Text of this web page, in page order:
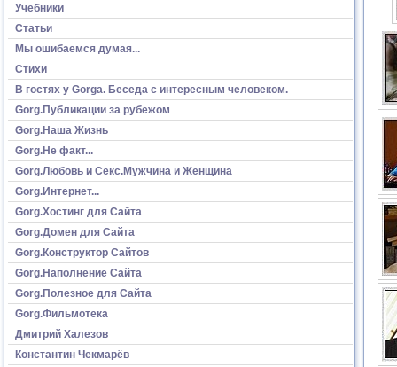
Учебники
Статьи
Мы ошибаемся думая...
Стихи
В гостях у Gorga. Беседа с интересным человеком.
Gorg.Публикации за рубежом
Gorg.Наша Жизнь
Gorg.Не факт...
Gorg.Любовь и Секс.Мужчина и Женщина
Gorg.Интернет...
Gorg.Хостинг для Сайта
Gorg.Домен для Сайта
Gorg.Конструктор Сайтов
Gorg.Наполнение Сайта
Gorg.Полезное для Сайта
Gorg.Фильмотека
Дмитрий Халезов
Константин Чекмарёв